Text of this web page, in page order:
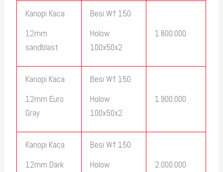
Kanopi Kaca
12mm
sandblast
Besi Wf 150
Holow
100x50x2
1.800.000
Kanopi Kaca
12mm Euro
Gray
Besi Wf 150
Holow
100x50x2
1.900.000
Kanopi Kaca
12mm Dark
Besi Wf 150
Holow
2.000.000